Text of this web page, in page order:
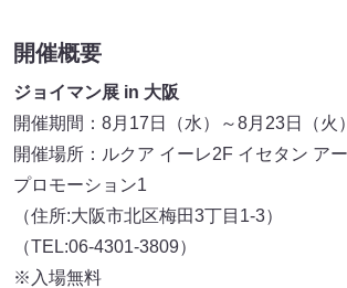
開催概要
ジョイマン展 in 大阪
開催期間：8月17日（水）～8月23日（火）
開催場所：ルクア イーレ2F イセタン ア
プロモーション1
（住所:大阪市北区梅田3丁目1-3）
（TEL:06-4301-3809）
※入場無料